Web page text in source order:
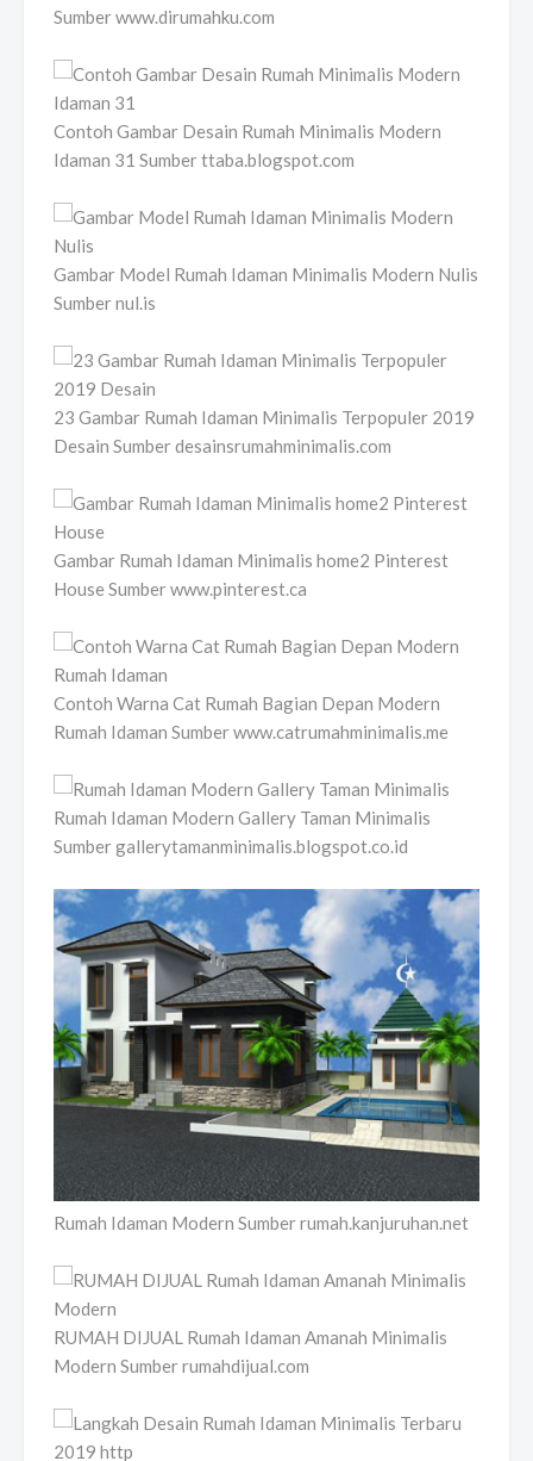
Sumber www.dirumahku.com
Contoh Gambar Desain Rumah Minimalis Modern
Idaman 31 Sumber ttaba.blogspot.com
Gambar Model Rumah Idaman Minimalis Modern Nulis
Sumber nul.is
23 Gambar Rumah Idaman Minimalis Terpopuler 2019
Desain Sumber desainsrumahminimalis.com
Gambar Rumah Idaman Minimalis home2 Pinterest
House Sumber www.pinterest.ca
Contoh Warna Cat Rumah Bagian Depan Modern
Rumah Idaman Sumber www.catrumahminimalis.me
Rumah Idaman Modern Gallery Taman Minimalis
Sumber gallerytamanminimalis.blogspot.co.id
Rumah Idaman Modern Sumber rumah.kanjuruhan.net
RUMAH DIJUAL Rumah Idaman Amanah Minimalis
Modern Sumber rumahdijual.com